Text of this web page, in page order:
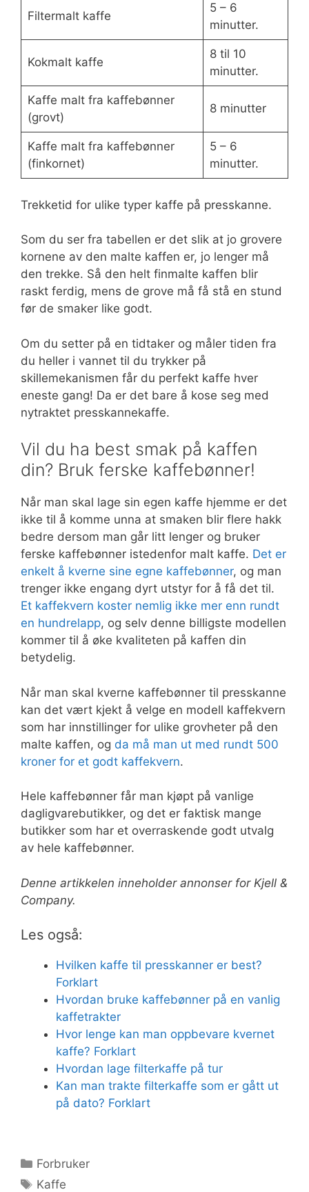
Filtermalt kaffe
5 – 6
minutter.
Kokmalt kaffe
8 til 10
minutter.
Kaffe malt fra kaffebønner
(grovt)
8 minutter
Kaffe malt fra kaffebønner
(finkornet)
5 – 6
minutter.
Trekketid for ulike typer kaffe på presskanne.
Som du ser fra tabellen er det slik at jo grovere
kornene av den malte kaffen er, jo lenger må
den trekke. Så den helt finmalte kaffen blir
raskt ferdig, mens de grove må få stå en stund
før de smaker like godt.
Om du setter på en tidtaker og måler tiden fra
du heller i vannet til du trykker på
skillemekanismen får du perfekt kaffe hver
eneste gang! Da er det bare å kose seg med
nytraktet presskannekaffe.
Vil du ha best smak på kaffen
din? Bruk ferske kaffebønner!
Når man skal lage sin egen kaffe hjemme er det
ikke til å komme unna at smaken blir flere hakk
bedre dersom man går litt lenger og bruker
ferske kaffebønner istedenfor malt kaffe. Det er
enkelt å kverne sine egne kaffebønner, og man
trenger ikke engang dyrt utstyr for å få det til.
Et kaffekvern koster nemlig ikke mer enn rundt
en hundrelapp, og selv denne billigste modellen
kommer til å øke kvaliteten på kaffen din
betydelig.
Når man skal kverne kaffebønner til presskanne
kan det vært kjekt å velge en modell kaffekvern
som har innstillinger for ulike grovheter på den
malte kaffen, og da må man ut med rundt 500
kroner for et godt kaffekvern.
Hele kaffebønner får man kjøpt på vanlige
dagligvarebutikker, og det er faktisk mange
butikker som har et overraskende godt utvalg
av hele kaffebønner.
Denne artikkelen inneholder annonser for Kjell &
Company.
Les også:
Hvilken kaffe til presskanner er best?
Forklart
Hvordan bruke kaffebønner på en vanlig
kaffetrakter
Hvor lenge kan man oppbevare kvernet
kaffe? Forklart
Hvordan lage filterkaffe på tur
Kan man trakte filterkaffe som er gått ut
på dato? Forklart
Kategorier
Forbruker
Stikkord
Kaffe